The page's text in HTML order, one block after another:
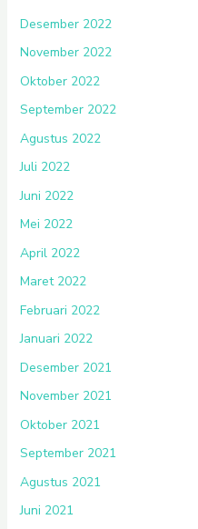
Desember 2022
November 2022
Oktober 2022
September 2022
Agustus 2022
Juli 2022
Juni 2022
Mei 2022
April 2022
Maret 2022
Februari 2022
Januari 2022
Desember 2021
November 2021
Oktober 2021
September 2021
Agustus 2021
Juni 2021